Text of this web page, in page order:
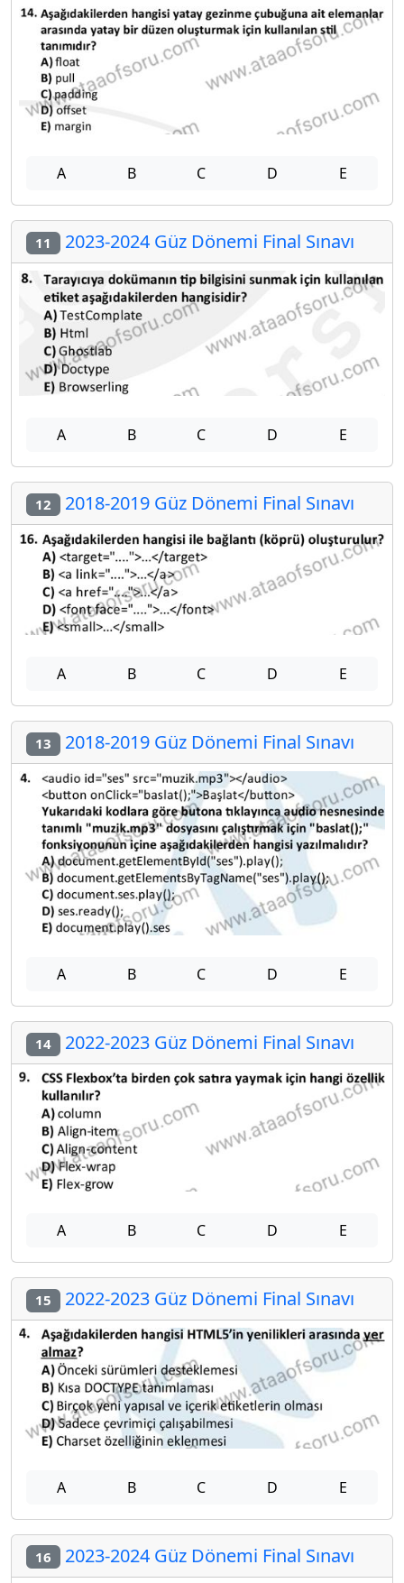
A B C D E
11 2023-2024 Güz Dönemi Final Sınavı
A B C D E
12 2018-2019 Güz Dönemi Final Sınavı
A B C D E
13 2018-2019 Güz Dönemi Final Sınavı
A B C D E
14 2022-2023 Güz Dönemi Final Sınavı
A B C D E
15 2022-2023 Güz Dönemi Final Sınavı
A B C D E
16 2023-2024 Güz Dönemi Final Sınavı